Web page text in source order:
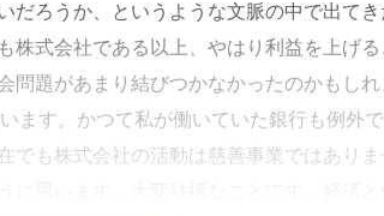
ろうか、というような文脈の中で出て
式会社である以上、やはり利益を上げ
題があまり結びつかなかったのかもし
す。かつて私が働いていた銀行も例外
も株式会社の活動は慈善事業ではあり